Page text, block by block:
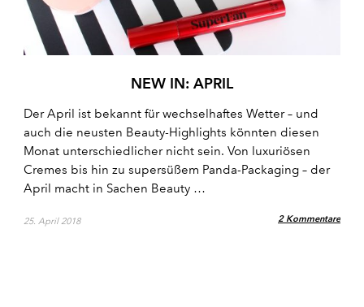
NEW IN: APRIL
Der April ist bekannt für wechselhaftes Wetter – und
auch die neusten Beauty-Highlights könnten diesen
Monat unterschiedlicher nicht sein. Von luxuriösen
Cremes bis hin zu supersüßem Panda-Packaging – der
April macht in Sachen Beauty …
25. April 2018 2 Kommentare